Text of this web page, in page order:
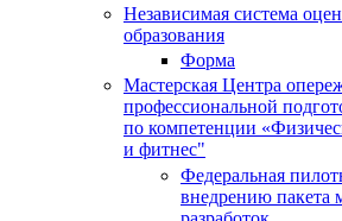
Независимая система
образования
Форма
Мастерская Центра
профессиональной
по компетенции
и фитнес"
Федеральная
внедрению пакета